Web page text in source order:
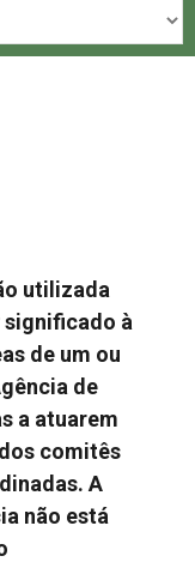
utilizada
à
de um ou
de
a atuarem
comitês
A
não está